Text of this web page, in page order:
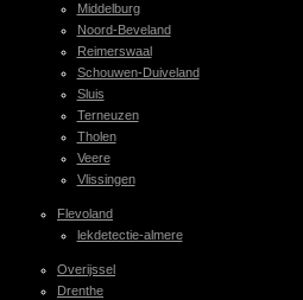
Middelburg
Noord-Beveland
Reimerswaal
Schouwen-Duiveland
Sluis
Terneuzen
Tholen
Veere
Vlissingen
Flevoland
lekdetectie-almere
Overijssel
Drenthe